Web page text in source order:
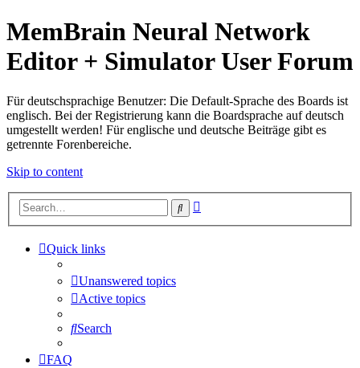
MemBrain Neural Network
Editor + Simulator User Forum
Für deutschsprachige Benutzer: Die Default-Sprache des Boards ist
englisch. Bei der Registrierung kann die Boardsprache auf deutsch
umgestellt werden! Für englische und deutsche Beiträge gibt es
getrennte Forenbereiche.
Skip to content
Search
Quick links
Unanswered topics
Active topics
Search
FAQ